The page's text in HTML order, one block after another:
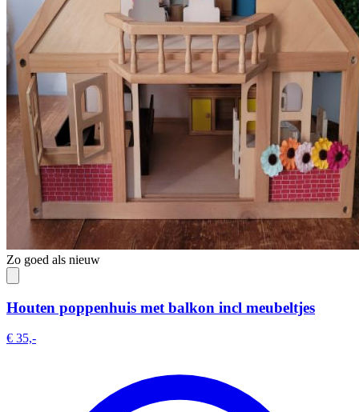
Zo goed als nieuw
Houten poppenhuis met balkon incl meubeltjes
€ 35,-